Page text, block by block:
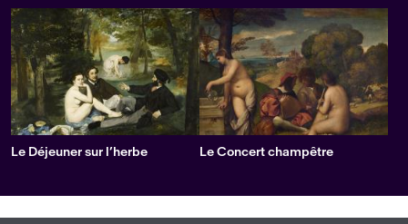
Le Déjeuner sur l’herbe Le Concert champêtre